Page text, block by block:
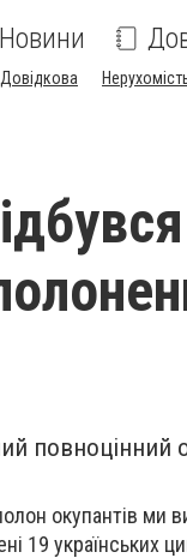
Новини
Довідкова
окупантів ми
19 українських